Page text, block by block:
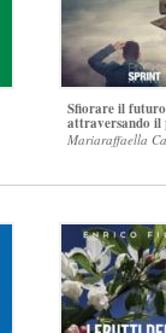
Sfiorare il futuro
attraversando il
Mariaraffaella